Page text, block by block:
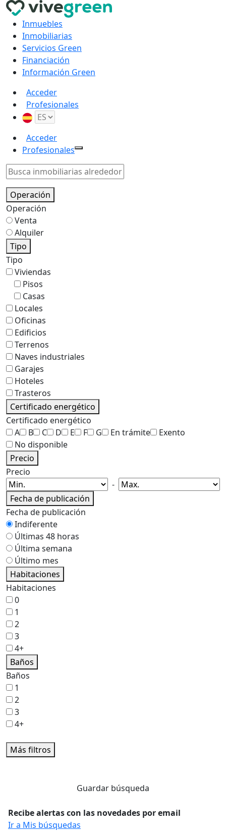
Inmuebles
Inmobiliarias
Servicios Green
Financiación
Información Green
Acceder
Profesionales
Acceder
Profesionales
Operación
Operación
Venta
Alquiler
Tipo
Tipo
Viviendas
Pisos
Casas
Locales
Oficinas
Edificios
Terrenos
Naves industriales
Garajes
Hoteles
Trasteros
Certificado energético
Certificado energético
A
B C D E F G En trámite
Exento
No disponible
Precio
Precio
-
Fecha de publicación
Fecha de publicación
Indiferente
Últimas 48 horas
Última semana
Último mes
Habitaciones
Habitaciones
0
1
2
3
4+
Baños
Baños
1
2
3
4+
Más filtros
Guardar búsqueda
Recibe alertas con las novedades por email
Ir a Mis búsquedas